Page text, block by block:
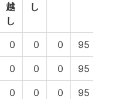
越
し
し
0 0 0 95
0 0 0 95
0 0 0 95